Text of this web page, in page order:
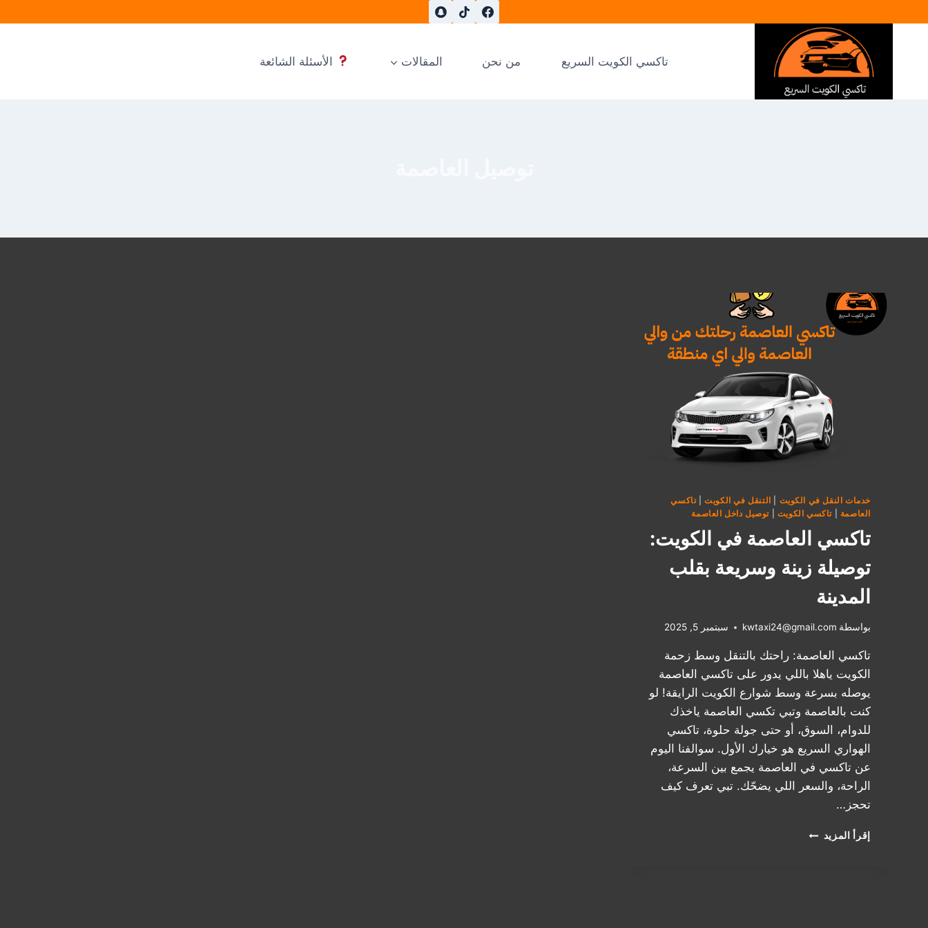
إلى
تاكسي الكويت السريع
من نحن المقالات الأسئلة الشائعة
خدمات النقل في الكويت التنقل في الكويت|تاكسي
العاصمة
تاكسي الكويت توصيل داخل العاصمة
تاكسي العاصمة في الكويت:
توصيلة زينة وسريعة بقلب
المدينة
بواسطة kwtaxi24@gmail.com سبتمبر 5, 2025
تاكسي العاصمة: راحتك بالتنقل وسط زحمة
الكويت ياهلا باللي يدور على تاكسي العاصمة
يوصله بسرعة وسط شوارع الكويت الرايقة! لو
كنت بالعاصمة وتبي تكسي العاصمة ياخذك
للدوام، السوق، أو حتى جولة حلوة، تاكسي
الهواري السريع هو خيارك الأول. سوالفنا اليوم
عن تاكسي في العاصمة يجمع بين السرعة،
الراحة، والسعر اللي يضحّك. تبي تعرف كيف
تحجز…
إقرأ المزيد تاكسي